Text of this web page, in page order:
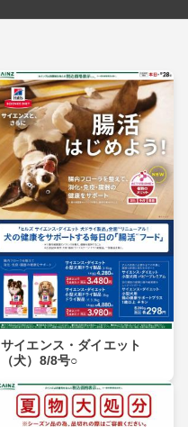
サイエンス・ダイエット
（犬）8/8号○